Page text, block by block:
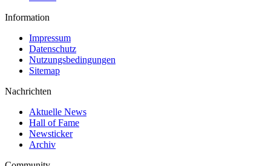
Information
Impressum
Datenschutz
Nutzungsbedingungen
Sitemap
Nachrichten
Aktuelle News
Hall of Fame
Newsticker
Archiv